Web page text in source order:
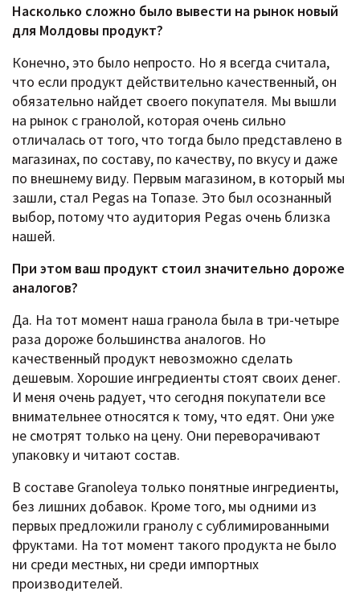
Насколько сложно было вывести на рынок новый
для Молдовы продукт?
Конечно, это было непросто. Но я всегда считала,
что если продукт действительно качественный, он
обязательно найдет своего покупателя. Мы вышли
на рынок с гранолой, которая очень сильно
отличалась от того, что тогда было представлено в
магазинах, по составу, по качеству, по вкусу и даже
по внешнему виду. Первым магазином, в который мы
зашли, стал Pegas на Топазе. Это был осознанный
выбор, потому что аудитория Pegas очень близка
нашей.
При этом ваш продукт стоил значительно дороже
аналогов?
Да. На тот момент наша гранола была в три-четыре
раза дороже большинства аналогов. Но
качественный продукт невозможно сделать
дешевым. Хорошие ингредиенты стоят своих денег.
И меня очень радует, что сегодня покупатели все
внимательнее относятся к тому, что едят. Они уже
не смотрят только на цену. Они переворачивают
упаковку и читают состав.
В составе Granoleya только понятные ингредиенты,
без лишних добавок. Кроме того, мы одними из
первых предложили гранолу с сублимированными
фруктами. На тот момент такого продукта не было
ни среди местных, ни среди импортных
производителей.